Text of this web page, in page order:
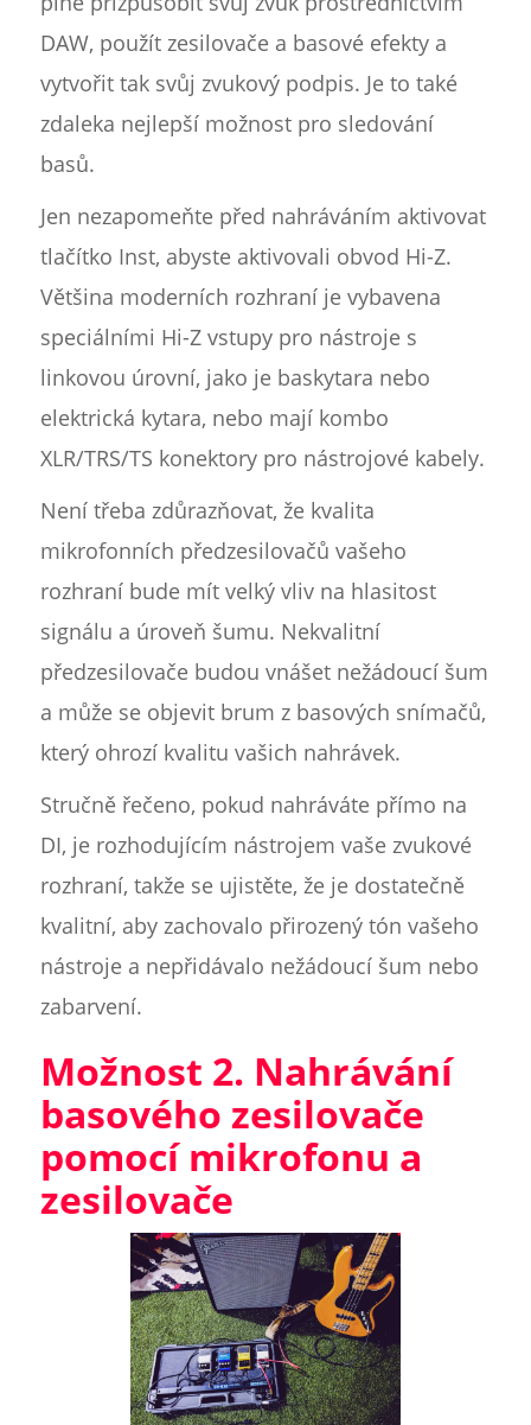
DAW, použít zesilovače a basové efekty a
vytvořit tak svůj zvukový podpis. Je to také
zdaleka nejlepší možnost pro sledování
basů.
Jen nezapomeňte před nahráváním aktivovat
tlačítko Inst, abyste aktivovali obvod Hi-Z.
Většina moderních rozhraní je vybavena
speciálními Hi-Z vstupy pro nástroje s
linkovou úrovní, jako je baskytara nebo
elektrická kytara, nebo mají kombo
XLR/TRS/TS konektory pro nástrojové kabely.
Není třeba zdůrazňovat, že kvalita
mikrofonních předzesilovačů vašeho
rozhraní bude mít velký vliv na hlasitost
signálu a úroveň šumu. Nekvalitní
předzesilovače budou vnášet nežádoucí šum
a může se objevit brum z basových snímačů,
který ohrozí kvalitu vašich nahrávek.
Stručně řečeno, pokud nahráváte přímo na
DI, je rozhodujícím nástrojem vaše zvukové
rozhraní, takže se ujistěte, že je dostatečně
kvalitní, aby zachovalo přirozený tón vašeho
nástroje a nepřidávalo nežádoucí šum nebo
zabarvení.
Možnost 2. Nahrávání
basového zesilovače
pomocí mikrofonu a
zesilovače